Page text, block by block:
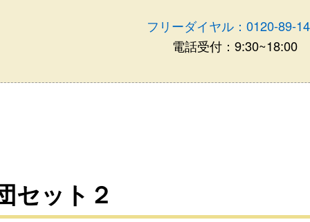
フリーダイヤル：0120-89-
電話受付：9:30~18:00
セット２